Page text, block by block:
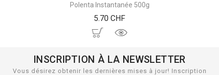
Polenta Instantanée 500g
5.70 CHFPrix
INSCRIPTION À LA NEWSLETTER
Vous désirez obtenir les dernières mises à jour! Inscription